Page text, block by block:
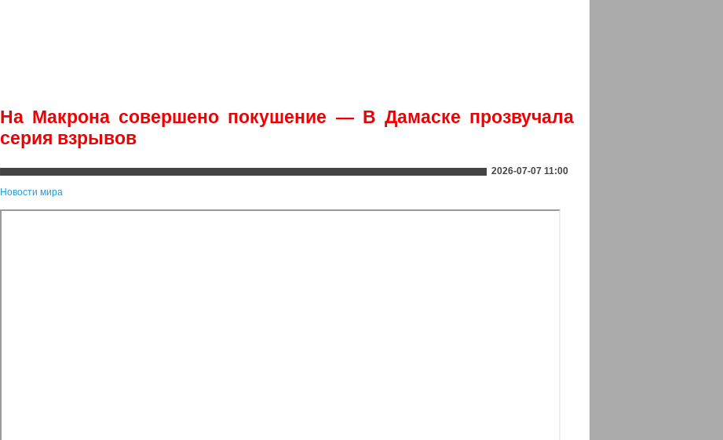
На Макрона совершено покушение — В Дамаске прозвучала
серия взрывов
2026-07-07 11:00
Новости мира